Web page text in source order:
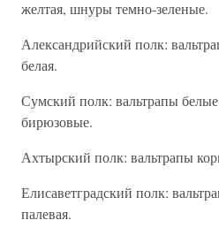
желтая, шнуры темно-зеленые.
Александрийский полк:
белая.
Сумский полк: вальтрапы
бирюзовые.
Ахтырский полк: вальтрапы
Елисаветградский полк:
палевая.